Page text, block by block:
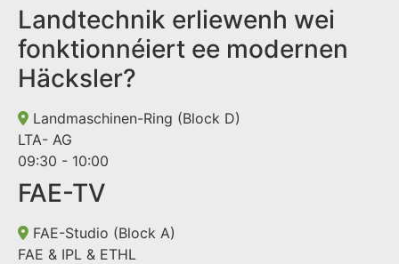
Landtechnik erliewenh wei
fonktionnéiert ee modernen
Häcksler?
Landmaschinen-Ring (Block D)
LTA- AG
09:30 - 10:00
FAE-TV
FAE-Studio (Block A)
FAE & IPL & ETHL